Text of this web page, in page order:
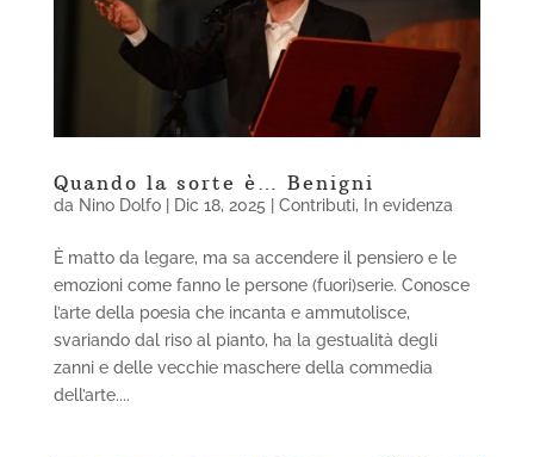
Quando la sorte è… Benigni
da Nino Dolfo| Dic 18, 2025 Contributi, In evidenza
È matto da legare, ma sa accendere il pensiero e le
emozioni come fanno le persone (fuori)serie. Conosce
l’arte della poesia che incanta e ammutolisce,
svariando dal riso al pianto, ha la gestualità degli
zanni e delle vecchie maschere della commedia
dell’arte....